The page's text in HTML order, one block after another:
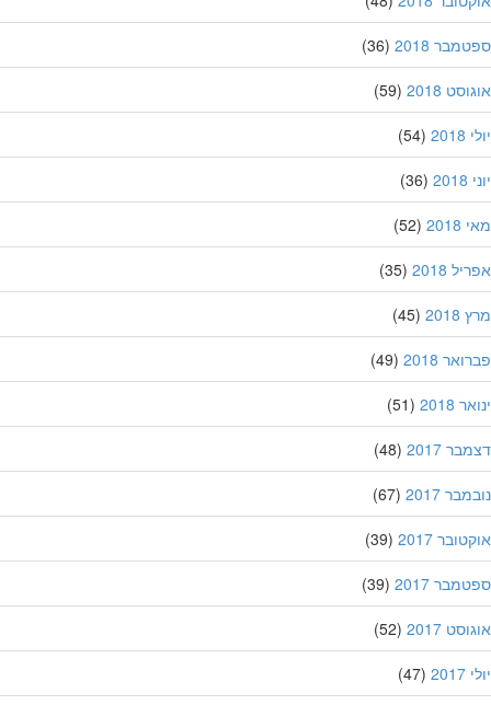
2018
(36)
2018
(59)
(54)
(36)
(52)
2018
(35)
(45)
2018
(49)
2018
(51)
2017
(48)
2017
(67)
2017
(39)
2017
(39)
2017
(52)
(47)